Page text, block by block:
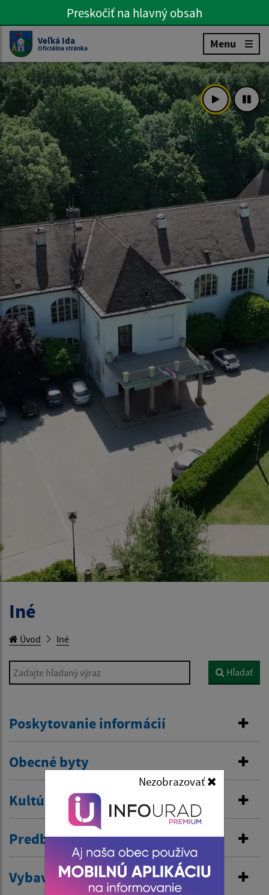
Nezobrazovať
Preskočiť na hlavné menu
Preskočiť na hlavný obsah
Slovenčina
Veľká Ida
Oficiálna stránka Menu
Iné
Úvod Iné
Zadajte hľadaný výraz Hľadať
Poskytovanie informácií
Obecné byty
Kultúrne podujatie
Predbežná ochrana
Vybavenie rybárského lístka